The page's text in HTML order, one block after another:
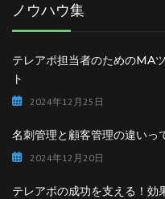
ノウハウ集
テレアポ担当者のためのMA
ト
2024年12月25日
名刺管理と顧客管理の違いっ
2024年12月20日
テレアポの成功を支える！効